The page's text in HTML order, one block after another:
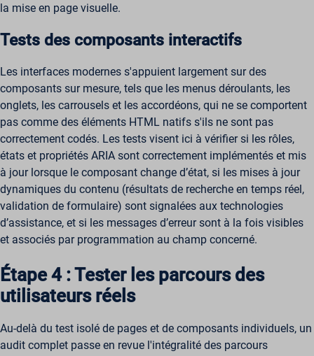
la mise en page visuelle.
Tests des composants interactifs
Les interfaces modernes s'appuient largement sur des
composants sur mesure, tels que les menus déroulants, les
onglets, les carrousels et les accordéons, qui ne se comportent
pas comme des éléments HTML natifs s'ils ne sont pas
correctement codés. Les tests visent ici à vérifier si les rôles,
états et propriétés ARIA sont correctement implémentés et mis
à jour lorsque le composant change d’état, si les mises à jour
dynamiques du contenu (résultats de recherche en temps réel,
validation de formulaire) sont signalées aux technologies
d’assistance, et si les messages d’erreur sont à la fois visibles
et associés par programmation au champ concerné.
Étape 4 : Tester les parcours des
utilisateurs réels
Au-delà du test isolé de pages et de composants individuels, un
audit complet passe en revue l'intégralité des parcours